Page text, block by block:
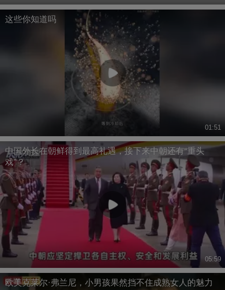
这些你知道吗
01:51
中国外长在朝鲜得到最高礼遇，接下来中朝还有“重头
戏”？
05:59
欧美克莱尔·弗兰尼，小男孩果然挡不住成熟女人的魅力